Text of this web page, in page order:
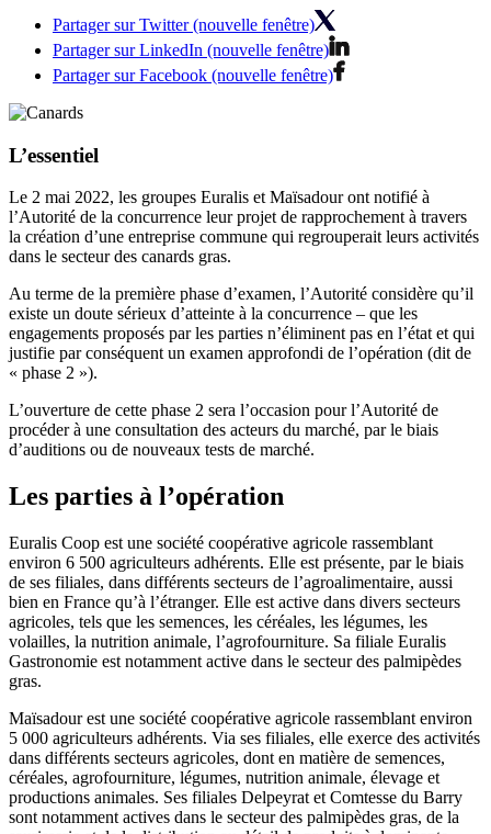
Partager sur Twitter (nouvelle fenêtre)
Partager sur LinkedIn (nouvelle fenêtre)
Partager sur Facebook (nouvelle fenêtre)
L’essentiel
Le 2 mai 2022, les groupes Euralis et Maïsadour ont notifié à
l’Autorité de la concurrence leur projet de rapprochement à travers
la création d’une entreprise commune qui regrouperait leurs activités
dans le secteur des canards gras.
Au terme de la première phase d’examen, l’Autorité considère qu’il
existe un doute sérieux d’atteinte à la concurrence – que les
engagements proposés par les parties n’éliminent pas en l’état et qui
justifie par conséquent un examen approfondi de l’opération (dit de
« phase 2 »).
L’ouverture de cette phase 2 sera l’occasion pour l’Autorité de
procéder à une consultation des acteurs du marché, par le biais
d’auditions ou de nouveaux tests de marché.
Les parties à l’opération
Euralis Coop est une société coopérative agricole rassemblant
environ 6 500 agriculteurs adhérents. Elle est présente, par le biais
de ses filiales, dans différents secteurs de l’agroalimentaire, aussi
bien en France qu’à l’étranger. Elle est active dans divers secteurs
agricoles, tels que les semences, les céréales, les légumes, les
volailles, la nutrition animale, l’agrofourniture. Sa filiale Euralis
Gastronomie est notamment active dans le secteur des palmipèdes
gras.
Maïsadour est une société coopérative agricole rassemblant environ
5 000 agriculteurs adhérents. Via ses filiales, elle exerce des activités
dans différents secteurs agricoles, dont en matière de semences,
céréales, agrofourniture, légumes, nutrition animale, élevage et
productions animales. Ses filiales Delpeyrat et Comtesse du Barry
sont notamment actives dans le secteur des palmipèdes gras, de la